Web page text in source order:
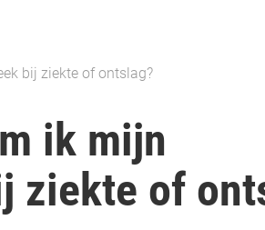
bij ziekte of ontslag?
ik mijn
ziekte of